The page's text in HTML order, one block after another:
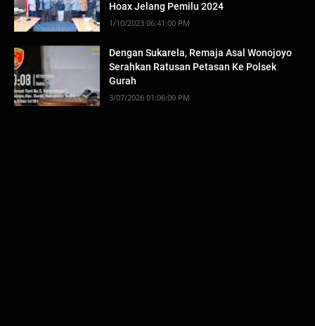
Hoax Jelang Pemilu 2024
1/10/2023 06:41:00 PM
Dengan Sukarela, Remaja Asal Wonojoyo
Serahkan Ratusan Petasan Ke Polsek
Gurah
3/07/2026 01:06:00 PM